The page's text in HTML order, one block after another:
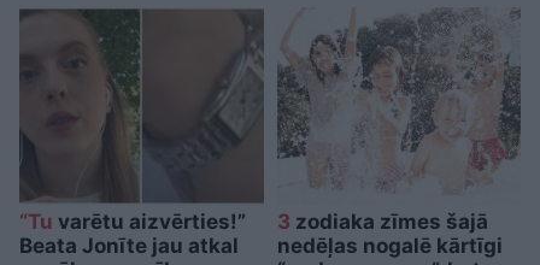
“Tu varētu aizvērties!”
Beata Jonīte jau atkal
3 zodiaka zīmes šajā
nedēļas nogalē kārtīgi